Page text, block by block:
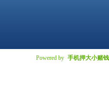
Powered by 手机押大小赌